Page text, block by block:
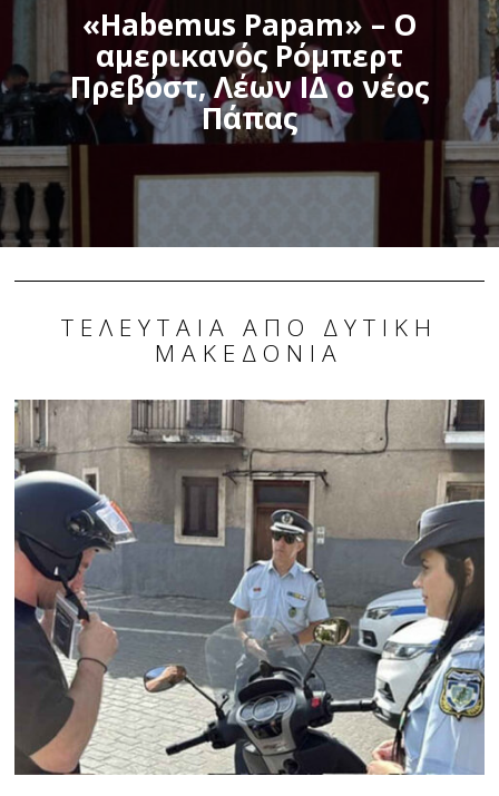
«Habemus Papam» – Ο
αμερικανός Ρόμπερτ
Πρεβόστ, Λέων ΙΔ ο νέος
Πάπας
ΤΕΛΕΥΤΑΊΑ ΑΠΌ ΔΥΤΙΚΉ
ΜΑΚΕΔΟΝΊΑ